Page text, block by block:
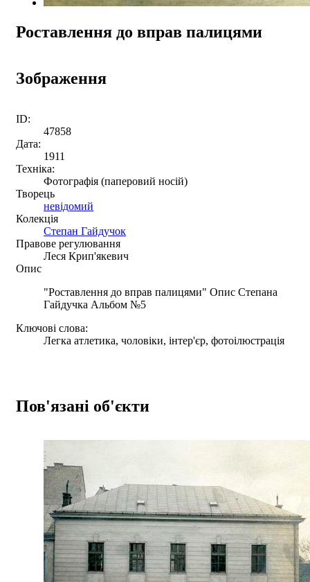
Роставлення до вправ палицями
Зображення
ID:
47858
Дата:
1911
Техніка:
Фотографія (паперовий носій)
Творець
невідомий
Колекція
Степан Гайдучок
Правове регулювання
Леся Крип'якевич
Опис
"Роставлення до вправ палицями" Опис Степана
Гайдучка Альбом №5
Ключові слова:
Легка атлетика, чоловіки, інтер'єр, фотоілюстрація
Пов'язані об'єкти